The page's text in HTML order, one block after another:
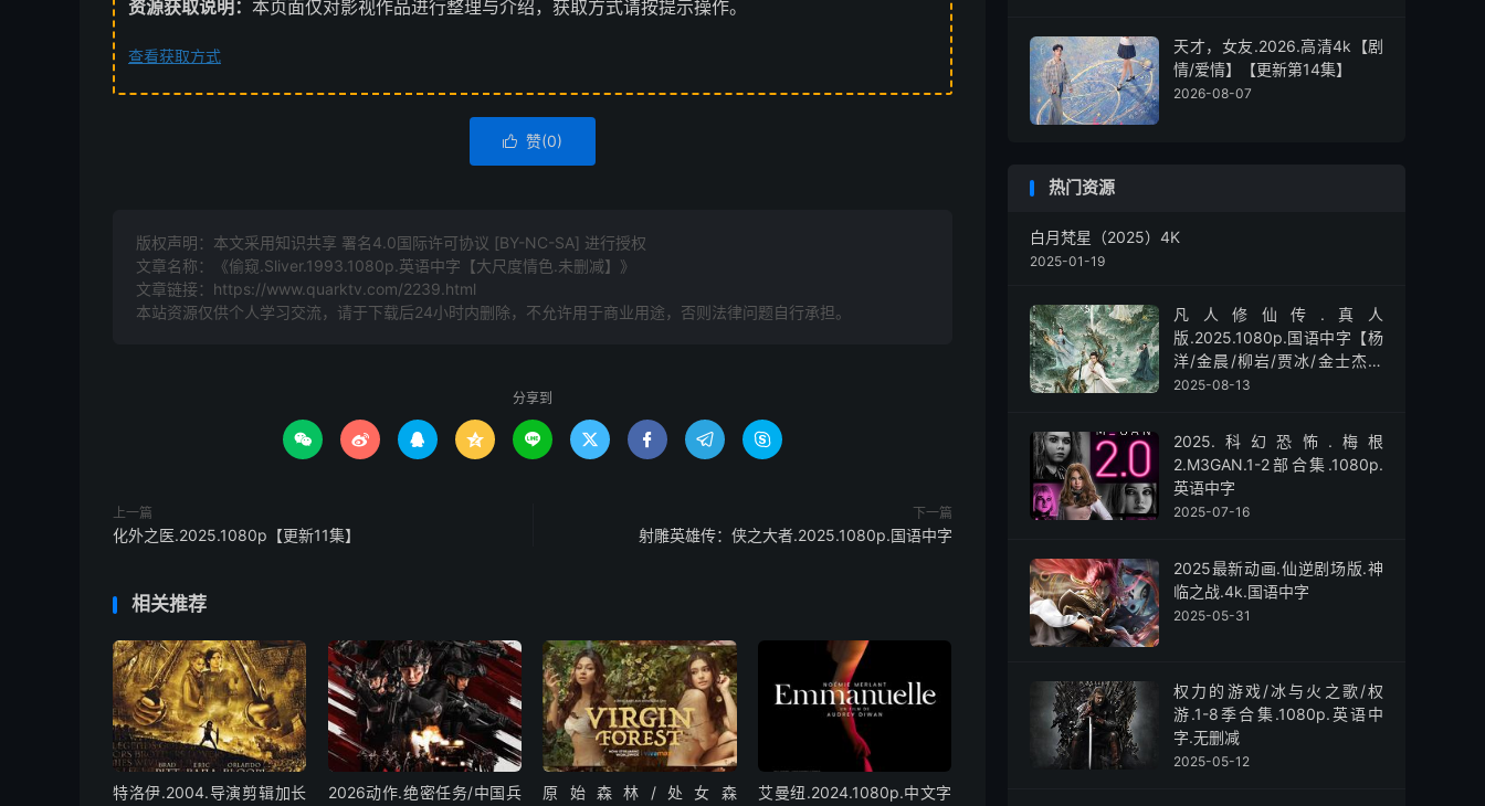
资源获取说明： 本页面仅对影视作品进行整理与介绍，获取方式请按提示操作。
查看获取方式
 赞(0)
版权声明：本文采用知识共享 署名4.0国际许可协议 [BY-NC-SA] 进行授权
文章名称：《偷窥.Sliver.1993.1080p.英语中字【大尺度情色.未删减】》
文章链接： https://www.quarktv.com/2239.html
本站资源仅供个人学习交流，请于下载后24小时内删除，不允许用于商业用途，否则法律问题自行承担。
分享到
        
上一篇
化外之医.2025.1080p【更新11集】
下一篇
射雕英雄传：侠之大者‎.2025.1080p.国语中字
相关推荐
特洛伊.2004.导演剪辑加长
2026动作.绝密任务/中国兵
原始森林/处女森
艾曼纽.2024.1080p.中文字
天才，女友.2026.高清4k【剧
情/爱情】【更新第14集】
2026-08-07
热门资源
白月梵星（2025）4K
2025-01-19
凡人修仙传.真人
版.2025.1080p.国语中字【杨
洋/金晨/柳岩/贾冰/金士杰】
【全30集】
2025-08-13
2025.科幻恐怖.梅根
2.M3GAN.1-2部合集.1080p.
英语中字
2025-07-16
2025最新动画.仙逆剧场版.神
临之战.4k.国语中字
2025-05-31
权力的游戏/冰与火之歌/权
游.1-8季合集.1080p.英语中
字.无删减
2025-05-12